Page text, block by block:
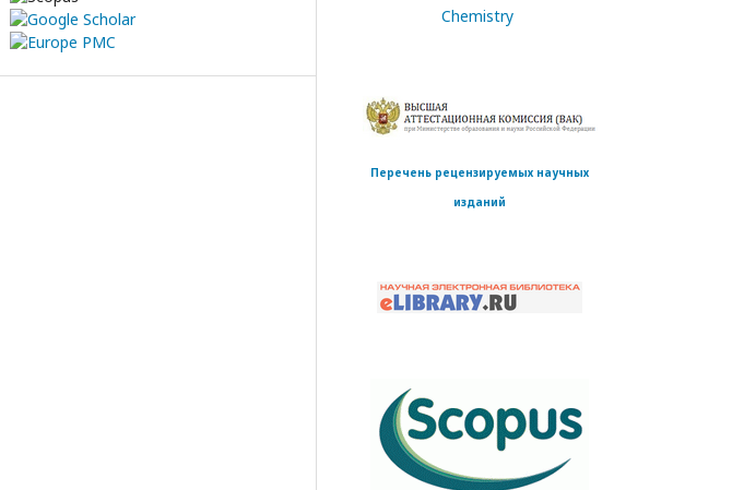
Chemistry
Перечень рецензируемых научных
изданий